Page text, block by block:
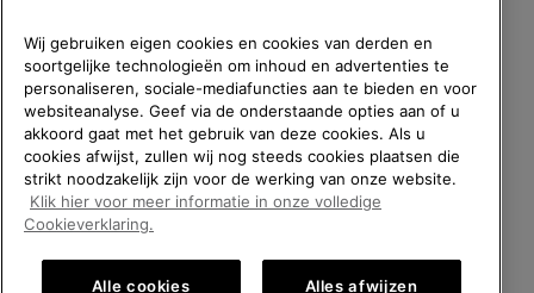
België (Nederlands)
2026SOREL. All rights reserved.
WELKOM BIJ SOREL.
SELECTEER JE
VERZENDLOCATIE.
Online shoppen beschikbaar
United States
Online
Wij gebruiken eigen cookies en cookies van derden en
soortgelijke technologieën om inhoud en advertenties te
personaliseren, sociale-mediafuncties aan te bieden en voor
websiteanalyse. Geef via de onderstaande opties aan of u
akkoord gaat met het gebruik van deze cookies. Als u
cookies afwijst, zullen wij nog steeds cookies plaatsen die
strikt noodzakelijk zijn voor de werking van onze website.
Klik hier voor meer informatie in onze volledige
Cookieverklaring.
Alle cookies Alles afwijzen